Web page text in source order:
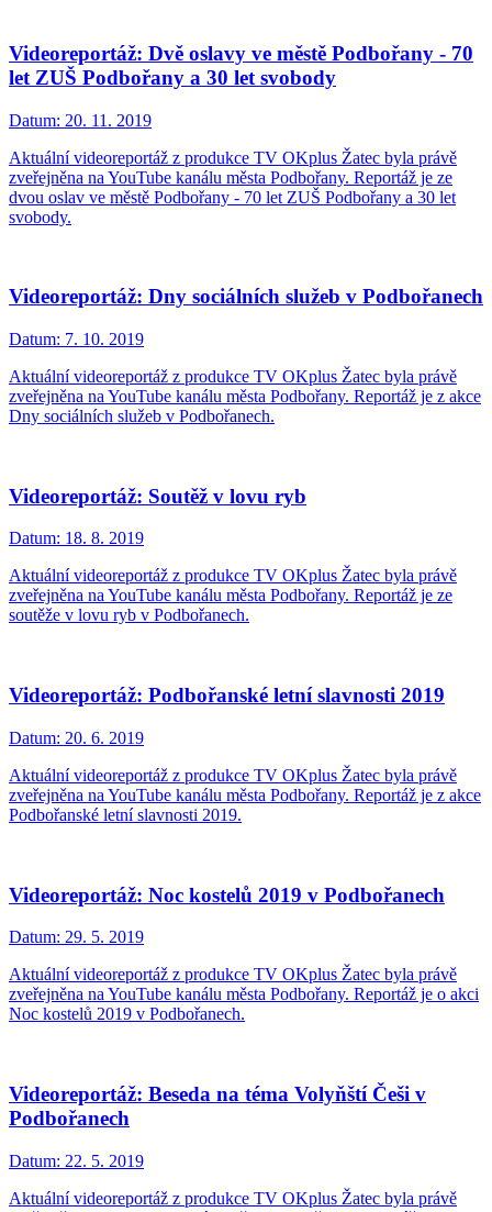
Videoreportáž: Dvě oslavy ve městě Podbořany - 70
let ZUŠ Podbořany a 30 let svobody
Datum: 20. 11. 2019
Aktuální videoreportáž z produkce TV OKplus Žatec byla právě
zveřejněna na YouTube kanálu města Podbořany. Reportáž je ze
dvou oslav ve městě Podbořany - 70 let ZUŠ Podbořany a 30 let
svobody.
Videoreportáž: Dny sociálních služeb v Podbořanech
Datum: 7. 10. 2019
Aktuální videoreportáž z produkce TV OKplus Žatec byla právě
zveřejněna na YouTube kanálu města Podbořany. Reportáž je z akce
Dny sociálních služeb v Podbořanech.
Videoreportáž: Soutěž v lovu ryb
Datum: 18. 8. 2019
Aktuální videoreportáž z produkce TV OKplus Žatec byla právě
zveřejněna na YouTube kanálu města Podbořany. Reportáž je ze
soutěže v lovu ryb v Podbořanech.
Videoreportáž: Podbořanské letní slavnosti 2019
Datum: 20. 6. 2019
Aktuální videoreportáž z produkce TV OKplus Žatec byla právě
zveřejněna na YouTube kanálu města Podbořany. Reportáž je z akce
Podbořanské letní slavnosti 2019.
Videoreportáž: Noc kostelů 2019 v Podbořanech
Datum: 29. 5. 2019
Aktuální videoreportáž z produkce TV OKplus Žatec byla právě
zveřejněna na YouTube kanálu města Podbořany. Reportáž je o akci
Noc kostelů 2019 v Podbořanech.
Videoreportáž: Beseda na téma Volyňští Češi v
Podbořanech
Datum: 22. 5. 2019
Aktuální videoreportáž z produkce TV OKplus Žatec byla právě